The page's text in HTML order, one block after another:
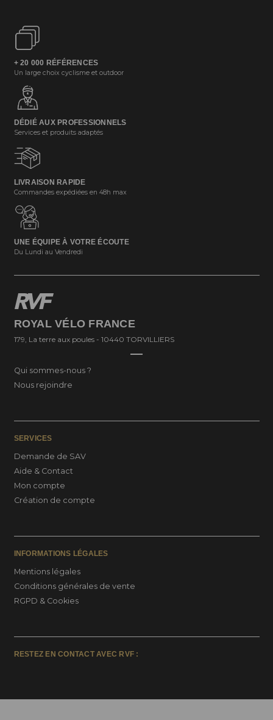
+ 20 000 RÉFÉRENCES
Un large choix cyclisme et outdoor
DÉDIÉ AUX PROFESSIONNELS
Services et produits adaptés
LIVRAISON RAPIDE
Commandes expédiées en 48h max
UNE ÉQUIPE À VOTRE ÉCOUTE
Du Lundi au Vendredi
ROYAL VÉLO FRANCE
179, La terre aux poules - 10440 TORVILLIERS
Qui sommes-nous ?
Nous rejoindre
SERVICES
Demande de SAV
Aide & Contact
Mon compte
Création de compte
INFORMATIONS LÉGALES
Mentions légales
Conditions générales de vente
RGPD & Cookies
RESTEZ EN CONTACT AVEC RVF :